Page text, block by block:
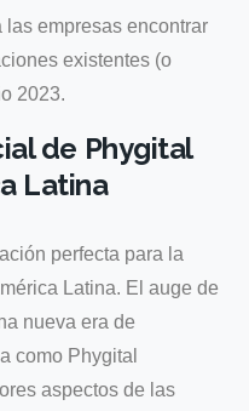
empresas encontrar
existentes (o
2023.
de Phygital
Latina
perfecta para la
Latina. El auge de
nueva era de
como Phygital
aspectos de las